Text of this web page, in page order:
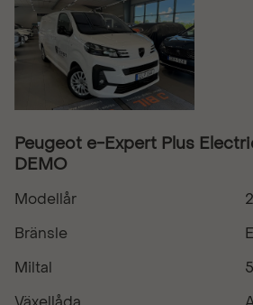
Peugeot e-Expert Plus
DEMO
Modellår
Bränsle
Miltal